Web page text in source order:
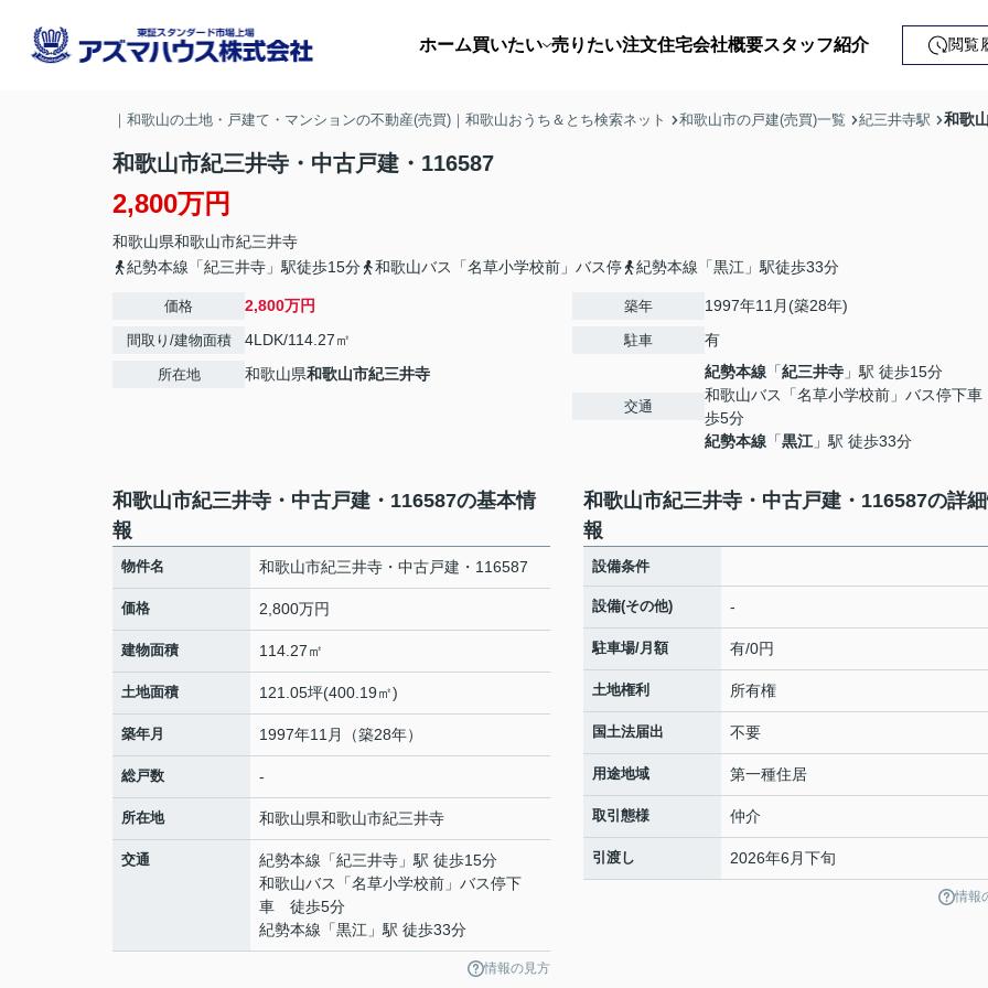
ホーム買いたい
収益・事業用
売りたい注文住宅会社概要スタッフ紹介 閲覧
｜和歌山の土地・戸建て・マンションの不動産(売買)｜和歌山おうち＆とち検索ネット 和歌山市の戸建(売買)一覧 紀三井寺駅 和歌
和歌山市紀三井寺・中古戸建・116587
2,800万円
和歌山県和歌山市紀三井寺
紀勢本線「紀三井寺」駅徒歩15分
和歌山バス「名草小学校前」バス停 紀勢本線「黒江」駅徒歩33分
価格 2,800万円
間取り/建物面積 4LDK/114.27㎡
所在地 和歌山県和歌山市紀三井寺
築年 1997年11月(築28年)
駐車 有
交通
紀勢本線 「紀三井寺 」駅 徒歩15分
和歌山バス「名草小学校前」バス停下
歩5分
紀勢本線 「黒江 」駅 徒歩33分
和歌山市紀三井寺・中古戸建・116587の基本情
報
物件名 和歌山市紀三井寺・中古戸建・116587
価格 2,800万円
建物面積 114.27㎡
土地面積 121.05坪(400.19㎡)
築年月 1997年11月（築28年）
総戸数 -
所在地 和歌山県和歌山市紀三井寺
交通 紀勢本線 「紀三井寺 」駅 徒歩15分
和歌山バス「名草小学校前」バス停下
車 徒歩5分
紀勢本線 「黒江 」駅 徒歩33分
情報の見方
和歌山市紀三井寺・中古戸建・116587の詳
報
設備条件
設備(その他) -
駐車場/月額 有/0円
土地権利 所有権
国土法届出 不要
用途地域 第一種住居
取引態様 仲介
引渡し 2026年6月下旬
情報